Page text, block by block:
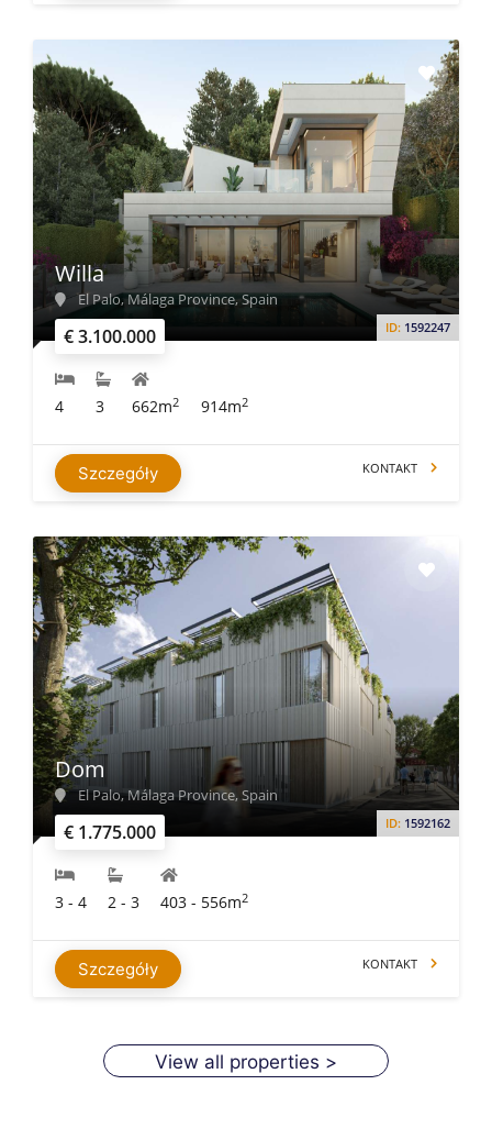
€ 3.100.000 ID: 1592247
Willa
El Palo, Málaga Province, Spain
4 3 662m2 914m2
Szczegóły KONTAKT
€ 1.775.000 ID: 1592162
Dom
El Palo, Málaga Province, Spain
3 - 4 2 - 3 403 - 556m2
Szczegóły KONTAKT
View all properties >